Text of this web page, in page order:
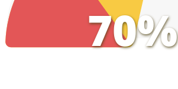
70%